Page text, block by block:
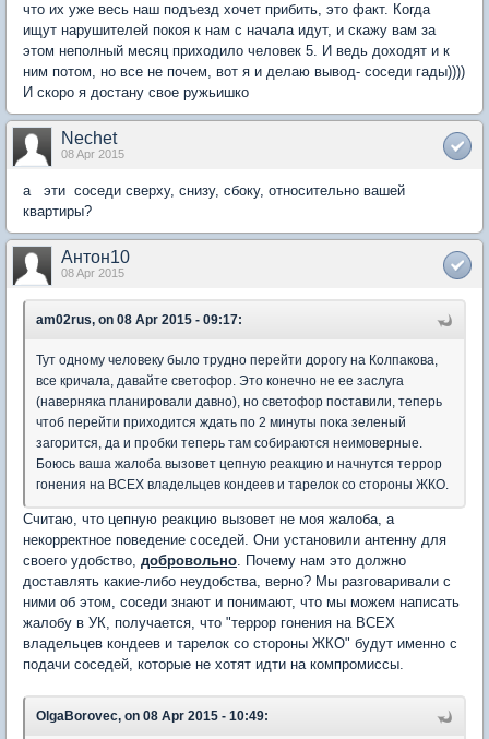
что их уже весь наш подъезд хочет прибить, это факт. Когда
ищут нарушителей покоя к нам с начала идут, и скажу вам за
этом неполный месяц приходило человек 5. И ведь доходят и к
ним потом, но все не почем, вот я и делаю вывод- соседи гады))))
И скоро я достану свое ружьишко
Nechet
08 Apr 2015
а эти соседи сверху, снизу, сбоку, относительно вашей
квартиры?
Антон10
08 Apr 2015
am02rus, on 08 Apr 2015 - 09:17:
Тут одному человеку было трудно перейти дорогу на Колпакова,
все кричала, давайте светофор. Это конечно не ее заслуга
(наверняка планировали давно), но светофор поставили, теперь
чтоб перейти приходится ждать по 2 минуты пока зеленый
загорится, да и пробки теперь там собираются неимоверные.
Боюсь ваша жалоба вызовет цепную реакцию и начнутся террор
гонения на ВСЕХ владельцев кондеев и тарелок со стороны ЖКО.
Считаю, что цепную реакцию вызовет не моя жалоба, а
некорректное поведение соседей. Они установили антенну для
своего удобство, добровольно. Почему нам это должно
доставлять какие-либо неудобства, верно? Мы разговаривали с
ними об этом, соседи знают и понимают, что мы можем написать
жалобу в УК, получается, что "террор гонения на ВСЕХ
владельцев кондеев и тарелок со стороны ЖКО" будут именно с
подачи соседей, которые не хотят идти на компромиссы.
OlgaBorovec, on 08 Apr 2015 - 10:49: